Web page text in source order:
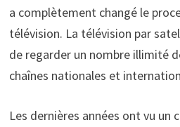
a complètement changé le
télévision. La télévision par
de regarder un nombre illimité
chaînes nationales et
Les dernières années ont vu un